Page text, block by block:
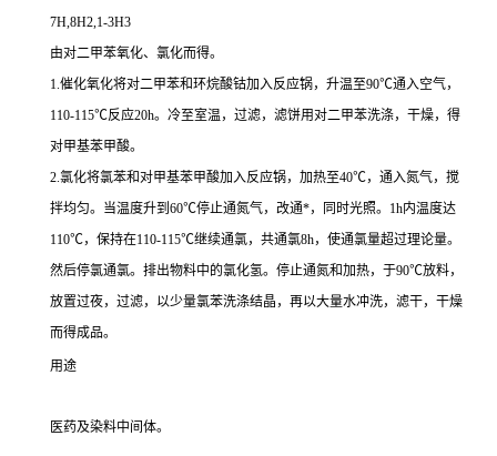
7H,8H2,1-3H3
由对二甲苯氧化、氯化而得。
1.催化氧化将对二甲苯和环烷酸钴加入反应锅，升温至90℃通入空气，
110-115℃反应20h。冷至室温，过滤，滤饼用对二甲苯洗涤，干燥，得
对甲基苯甲酸。
2.氯化将氯苯和对甲基苯甲酸加入反应锅，加热至40℃，通入氮气，搅
拌均匀。当温度升到60℃停止通氮气，改通*，同时光照。1h内温度达
110℃，保持在110-115℃继续通氯，共通氯8h，使通氯量超过理论量。
然后停氯通氯。排出物料中的氯化氢。停止通氮和加热，于90℃放料，
放置过夜，过滤，以少量氯苯洗涤结晶，再以大量水冲洗，滤干，干燥
而得成品。
用途
医药及染料中间体。